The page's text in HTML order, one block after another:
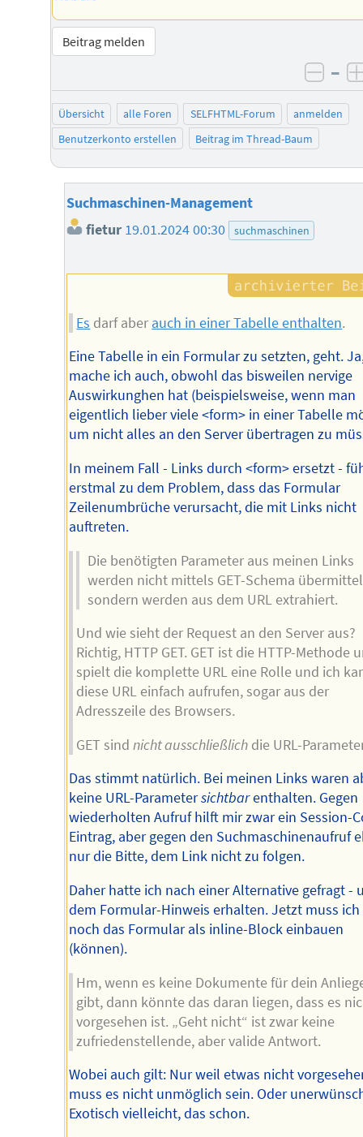
Beitrag melden
–
Übersicht alle Foren SELFHTML-Forum
anmelden
Benutzerkonto erstellen
Beitrag im Thread-Baum
Suchmaschinen-Management
fietur 19.01.2024 00:30 suchmaschinen
Es darf aber auch in einer Tabelle enthalten.
Eine Tabelle in ein Formular zu setzten, geht.
mache ich auch, obwohl das bisweilen nervige
Auswirkunghen hat (beispielsweise, wenn man
eigentlich lieber viele <form> in einer Tabelle
um nicht alles an den Server übertragen zu
In meinem Fall - Links durch <form> ersetzt -
erstmal zu dem Problem, dass das Formular
Zeilenumbrüche verursacht, die mit Links nicht
auftreten.
Die benötigten Parameter aus meinen Links
werden nicht mittels GET-Schema
sondern werden aus dem URL extrahiert.
Und wie sieht der Request an den Server aus?
Richtig, HTTP GET. GET ist die HTTP-Methode
spielt die komplette URL eine Rolle und ich
diese URL einfach aufrufen, sogar aus der
Adresszeile des Browsers.
GET sindnicht ausschließlich die URL-
Das stimmt natürlich. Bei meinen Links waren
keine URL-Parametersichtbarenthalten. Gegen
wiederholten Aufruf hilft mir zwar ein Session-
Eintrag, aber gegen den Suchmaschinenaufruf
nur die Bitte, dem Link nicht zu folgen.
Daher hatte ich nach einer Alternative gefragt -
dem Formular-Hinweis erhalten. Jetzt muss
noch das Formular als inline-Block einbauen
(können).
Hm, wenn es keine Dokumente für dein
gibt, dann könnte das daran liegen, dass es
vorgesehen ist. „Geht nicht“ ist zwar keine
zufriedenstellende, aber valide Antwort.
Wobei auch gilt: Nur weil etwas nicht
muss es nicht unmöglich sein. Oder
Exotisch vielleicht, das schon.